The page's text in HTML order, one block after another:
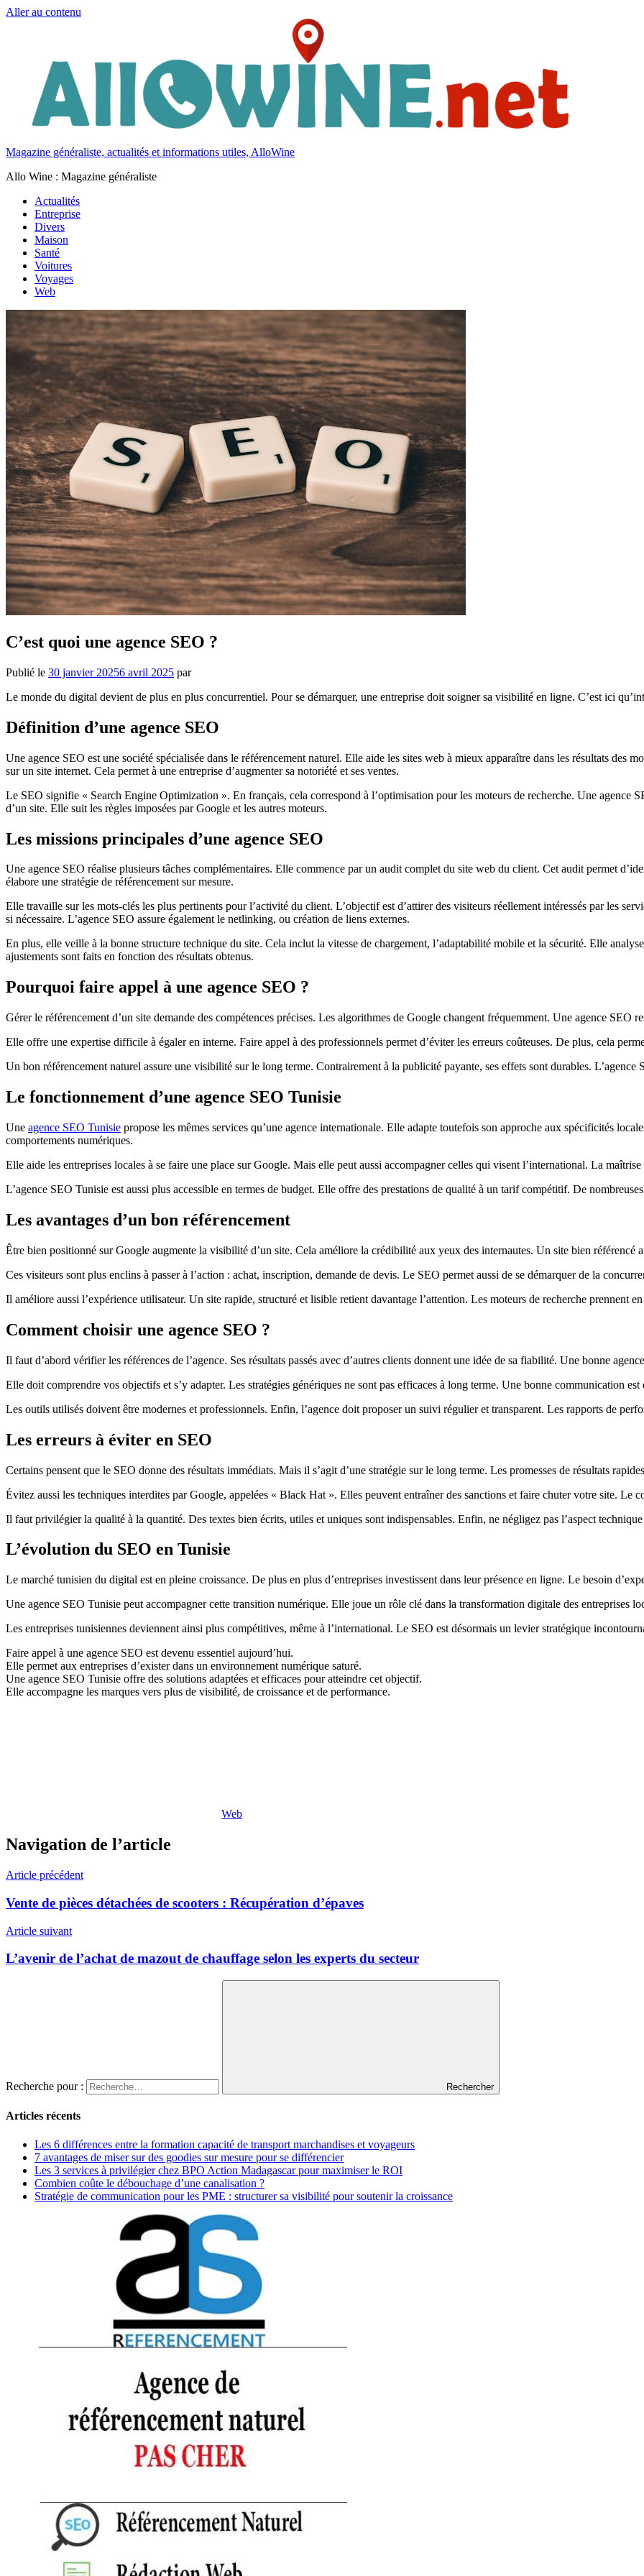
Aller au contenu
Magazine généraliste, actualités et informations utiles, AlloWine
Allo Wine : Magazine généraliste
Actualités
Entreprise
Divers
Maison
Santé
Voitures
Voyages
Web
C’est quoi une agence SEO ?
Publié le 30 janvier 20256 avril 2025 par
Le monde du digital devient de plus en plus concurrentiel. Pour se démarquer, une entreprise doit soigner sa visibilité en ligne. C’est ici
Définition d’une agence SEO
Une agence SEO est une société spécialisée dans le référencement naturel. Elle aide les sites web à mieux apparaître dans les résultats des
sur un site internet. Cela permet à une entreprise d’augmenter sa notoriété et ses ventes.
Le SEO signifie « Search Engine Optimization ». En français, cela correspond à l’optimisation pour les moteurs de recherche. Une agence
d’un site. Elle suit les règles imposées par Google et les autres moteurs.
Les missions principales d’une agence SEO
Une agence SEO réalise plusieurs tâches complémentaires. Elle commence par un audit complet du site web du client. Cet audit permet
élabore une stratégie de référencement sur mesure.
Elle travaille sur les mots-clés les plus pertinents pour l’activité du client. L’objectif est d’attirer des visiteurs réellement intéressés par les
si nécessaire. L’agence SEO assure également le netlinking, ou création de liens externes.
En plus, elle veille à la bonne structure technique du site. Cela inclut la vitesse de chargement, l’adaptabilité mobile et la sécurité. Elle
ajustements sont faits en fonction des résultats obtenus.
Pourquoi faire appel à une agence SEO ?
Gérer le référencement d’un site demande des compétences précises. Les algorithmes de Google changent fréquemment. Une agence SEO
Elle offre une expertise difficile à égaler en interne. Faire appel à des professionnels permet d’éviter les erreurs coûteuses. De plus, cela
Un bon référencement naturel assure une visibilité sur le long terme. Contrairement à la publicité payante, ses effets sont durables.
Le fonctionnement d’une agence SEO Tunisie
Une agence SEO Tunisie propose les mêmes services qu’une agence internationale. Elle adapte toutefois son approche aux spécificités
comportements numériques.
Elle aide les entreprises locales à se faire une place sur Google. Mais elle peut aussi accompagner celles qui visent l’international. La
L’agence SEO Tunisie est aussi plus accessible en termes de budget. Elle offre des prestations de qualité à un tarif compétitif. De
Les avantages d’un bon référencement
Être bien positionné sur Google augmente la visibilité d’un site. Cela améliore la crédibilité aux yeux des internautes. Un site bien référencé
Ces visiteurs sont plus enclins à passer à l’action : achat, inscription, demande de devis. Le SEO permet aussi de se démarquer de la
Il améliore aussi l’expérience utilisateur. Un site rapide, structuré et lisible retient davantage l’attention. Les moteurs de recherche prennent
Comment choisir une agence SEO ?
Il faut d’abord vérifier les références de l’agence. Ses résultats passés avec d’autres clients donnent une idée de sa fiabilité. Une bonne
Elle doit comprendre vos objectifs et s’y adapter. Les stratégies génériques ne sont pas efficaces à long terme. Une bonne communication
Les outils utilisés doivent être modernes et professionnels. Enfin, l’agence doit proposer un suivi régulier et transparent. Les rapports de
Les erreurs à éviter en SEO
Certains pensent que le SEO donne des résultats immédiats. Mais il s’agit d’une stratégie sur le long terme. Les promesses de résultats
Évitez aussi les techniques interdites par Google, appelées « Black Hat ». Elles peuvent entraîner des sanctions et faire chuter votre site. Le
Il faut privilégier la qualité à la quantité. Des textes bien écrits, utiles et uniques sont indispensables. Enfin, ne négligez pas l’aspect
L’évolution du SEO en Tunisie
Le marché tunisien du digital est en pleine croissance. De plus en plus d’entreprises investissent dans leur présence en ligne. Le besoin
Une agence SEO Tunisie peut accompagner cette transition numérique. Elle joue un rôle clé dans la transformation digitale des entreprises
Les entreprises tunisiennes deviennent ainsi plus compétitives, même à l’international. Le SEO est désormais un levier stratégique
Faire appel à une agence SEO est devenu essentiel aujourd’hui.
Elle permet aux entreprises d’exister dans un environnement numérique saturé.
Une agence SEO Tunisie offre des solutions adaptées et efficaces pour atteindre cet objectif.
Elle accompagne les marques vers plus de visibilité, de croissance et de performance.
Web
Navigation de l’article
Article précédent
Vente de pièces détachées de scooters : Récupération d’épaves
Article suivant
L’avenir de l’achat de mazout de chauffage selon les experts du secteur
Recherche pour : Rechercher
Articles récents
Les 6 différences entre la formation capacité de transport marchandises et voyageurs
7 avantages de miser sur des goodies sur mesure pour se différencier
Les 3 services à privilégier chez BPO Action Madagascar pour maximiser le ROI
Combien coûte le débouchage d’une canalisation ?
Stratégie de communication pour les PME : structurer sa visibilité pour soutenir la croissance